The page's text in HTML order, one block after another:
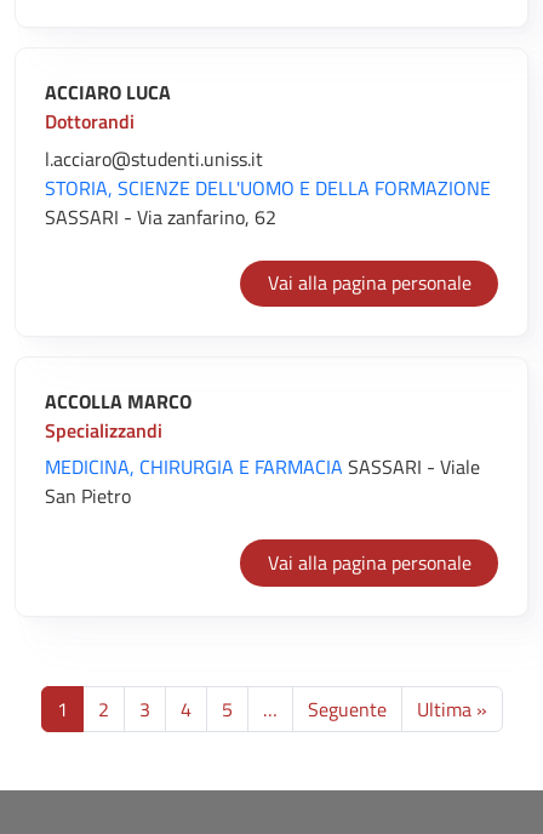
ACCIARO LUCA
Dottorandi
l.acciaro@studenti.uniss.it
STORIA, SCIENZE DELL'UOMO E DELLA FORMAZIONE
SASSARI - Via zanfarino, 62
Vai alla pagina personale
ACCOLLA MARCO
Specializzandi
MEDICINA, CHIRURGIA E FARMACIA SASSARI - Viale
San Pietro
Vai alla pagina personale
Paginazione
1 2 3 4 5 … SeguentePagina successiva
Ultima »